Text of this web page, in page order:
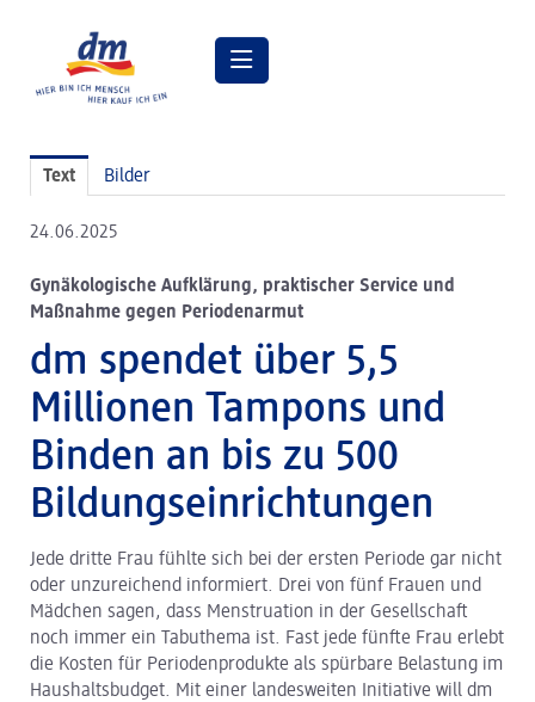
Pressebilder
dm Geschäftsführung
dm Markt
dm kosmetikstudio
Verantwortung
Lehre bei dm
dm Logistik
dm Online Shop
PAYBACK
Text Bilder
24.06.2025
Gynäkologische Aufklärung, praktischer Service und
Maßnahme gegen Periodenarmut
dm spendet über 5,5
Millionen Tampons und
Binden an bis zu 500
Bildungseinrichtungen
Jede dritte Frau fühlte sich bei der ersten Periode gar nicht
oder unzureichend informiert. Drei von fünf Frauen und
Mädchen sagen, dass Menstruation in der Gesellschaft
noch immer ein Tabuthema ist. Fast jede fünfte Frau erlebt
die Kosten für Periodenprodukte als spürbare Belastung im
Haushaltsbudget. Mit einer landesweiten Initiative will dm